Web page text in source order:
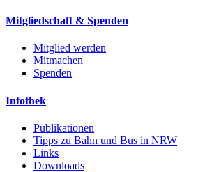
Mitgliedschaft & Spenden
Mitglied werden
Mitmachen
Spenden
Infothek
Publikationen
Tipps zu Bahn und Bus in NRW
Links
Downloads